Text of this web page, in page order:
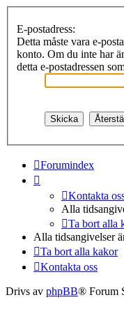
E-postadress:
Detta måste vara e-
konto. Om du inte har
detta e-postadressen
Forumindex
Kontakta
Alla
Ta bort alla
Alla tidsangivelser
Ta bort alla kakor
Kontakta oss
Drivs av phpBB® Forum